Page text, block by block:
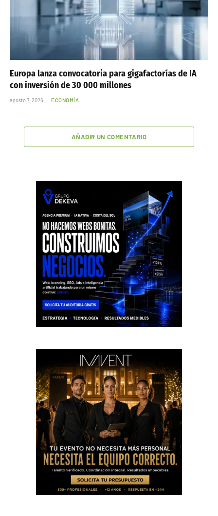
Europa lanza convocatoria para gigafactorías de IA
con inversión de 30 000 millones
agosto 7, 2026 ECONOMÍA
AÑADIR UN COMENTARIO